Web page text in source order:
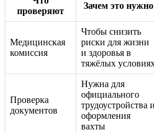
проверяют
Зачем это нужно
Медицинская
комиссия
Чтобы снизить
риски для жизни
и здоровья в
тяжёлых
Проверка
документов
Нужна для
официального
трудоустройства и
оформления
вахты